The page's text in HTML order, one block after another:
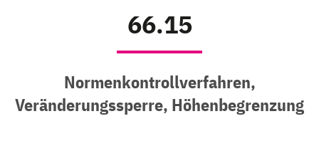
66.15
Normenkontrollverfahren,
Veränderungssperre, Höhenbegrenzung